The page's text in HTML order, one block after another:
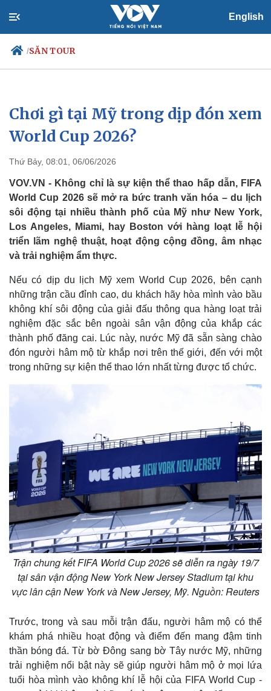
English
/SĂN TOUR
Chính trị
Đảng
Tổ chức nhân sự
Nhận diện sự thật
Xã hội
Việc làm
Biển đảo
Chơi gì tại Mỹ trong dịp đón xem
World Cup 2026?
Thứ Bảy, 08:01, 06/06/2026
VOV.VN - Không chỉ là sự kiện thể thao hấp dẫn, FIFA
World Cup 2026 sẽ mở ra bức tranh văn hóa – du lịch
sôi động tại nhiều thành phố của Mỹ như New York,
Los Angeles, Miami, hay Boston với hàng loạt lễ hội
triển lãm nghệ thuật, hoạt động cộng đồng, âm nhạc
và trải nghiệm ẩm thực.
Nếu có dịp du lịch Mỹ xem World Cup 2026, bên cạnh
những trận cầu đỉnh cao, du khách hãy hòa mình vào bầu
không khí sôi động của giải đấu thông qua hàng loạt trải
nghiệm đặc sắc bên ngoài sân vận động của khắp các
thành phố đăng cai. Lúc này, nước Mỹ đã sẵn sàng chào
đón người hâm mộ từ khắp nơi trên thế giới, đến với một
trong những sự kiện thể thao lớn nhất từng được tổ chức.
Trận chung kết FIFA World Cup 2026 sẽ diễn ra ngày 19/7
tại sân vận động New York New Jersey Stadium tại khu
vực lân cận New York và New Jersey, Mỹ. Nguồn: Reuters
Trước, trong và sau mỗi trận đấu, người hâm mộ có thể
khám phá nhiều hoạt động và điểm đến mang đậm tinh
thần bóng đá. Từ bờ Đông sang bờ Tây nước Mỹ, những
trải nghiệm nổi bật này sẽ giúp người hâm mộ ở mọi lứa
tuổi hòa mình vào không khí lễ hội của FIFA World Cup -